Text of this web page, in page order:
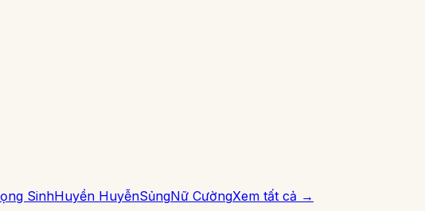
SinhHuyền HuyễnSủngNữ CườngXem tất cả →